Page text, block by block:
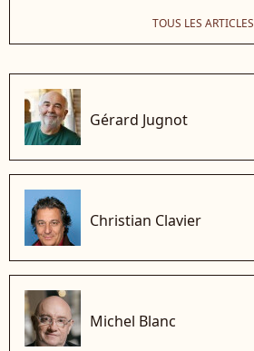
TOUS LES ARTICLES
Gérard Jugnot
Christian Clavier
Michel Blanc